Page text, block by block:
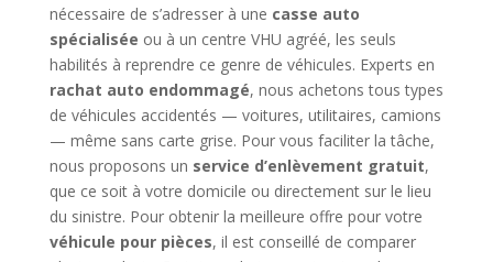
nécessaire de s’adresser à une casse auto
spécialisée ou à un centre VHU agréé, les seuls
habilités à reprendre ce genre de véhicules. Experts en
rachat auto endommagé, nous achetons tous types
de véhicules accidentés — voitures, utilitaires, camions
— même sans carte grise. Pour vous faciliter la tâche,
nous proposons un service d’enlèvement gratuit,
que ce soit à votre domicile ou directement sur le lieu
du sinistre. Pour obtenir la meilleure offre pour votre
véhicule pour pièces, il est conseillé de comparer